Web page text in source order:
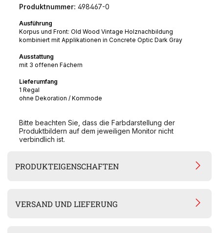
Produktnummer: 498467-0
Ausführung
Korpus und Front: Old Wood Vintage Holznachbildung
kombiniert mit Applikationen in Concrete Optic Dark Gray
Ausstattung
mit 3 offenen Fächern
Lieferumfang
1 Regal
ohne Dekoration / Kommode
Bitte beachten Sie, dass die Farbdarstellung der
Produktbildern auf dem jeweiligen Monitor nicht
verbindlich ist.
PRODUKTEIGENSCHAFTEN
VERSAND UND LIEFERUNG